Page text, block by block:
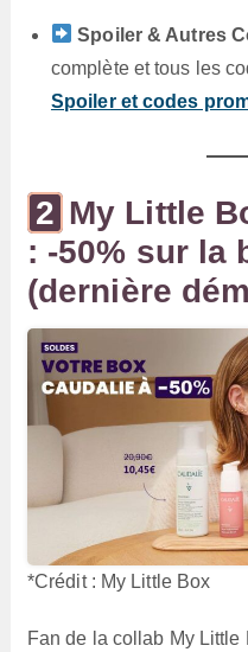
Spoiler & Autres
complète et tous les
Spoiler et codes
My Little
: -50% sur la
(dernière
*Crédit : My Little Box
Fan de la collab My